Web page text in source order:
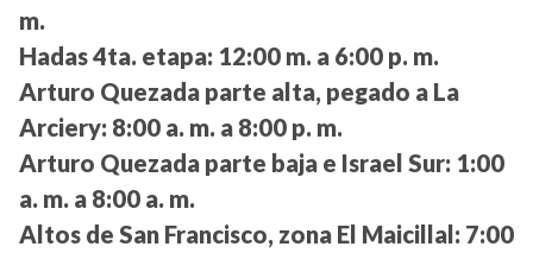
m.
Hadas 4ta. etapa: 12:00 m. a 6:00 p. m.
Arturo Quezada parte alta, pegado a La
Arciery: 8:00 a. m. a 8:00 p. m.
Arturo Quezada parte baja e Israel Sur: 1:00
a. m. a 8:00 a. m.
Altos de San Francisco, zona El Maicillal: 7:00